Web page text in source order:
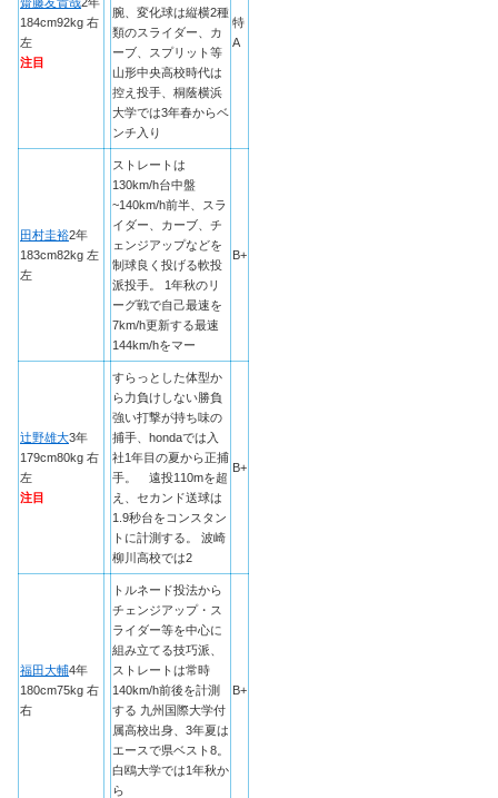
184cm92kg 右
左
注目
腕、変化球は縦横2種
類のスライダー、カ
ーブ、スプリット等
山形中央高校時代は
控え投手、桐蔭横浜
大学では3年春からベ
ンチ入り
特
A
田村圭裕2年
183cm82kg 左
左
ストレートは
130km/h台中盤
~140km/h前半、スラ
イダー、カーブ、チ
ェンジアップなどを
制球良く投げる軟投
派投手。 1年秋のリ
ーグ戦で自己最速を
7km/h更新する最速
144km/hをマー
B+
辻野雄大3年
179cm80kg 右
左
注目
すらっとした体型か
ら力負けしない勝負
強い打撃が持ち味の
捕手、hondaでは入
社1年目の夏から正捕
手。 遠投110mを超
え、セカンド送球は
1.9秒台をコンスタン
トに計測する。 波崎
柳川高校では2
B+
福田大輔4年
180cm75kg 右
右
トルネード投法から
チェンジアップ・ス
ライダー等を中心に
組み立てる技巧派、
ストレートは常時
140km/h前後を計測
する 九州国際大学付
属高校出身、3年夏は
エースで県ベスト8。
白鴎大学では1年秋か
ら
B+